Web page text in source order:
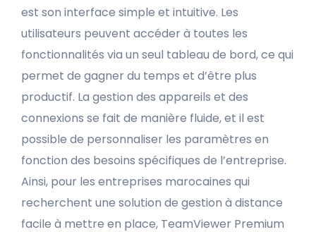
est son interface simple et intuitive. Les
utilisateurs peuvent accéder à toutes les
fonctionnalités via un seul tableau de bord, ce qui
permet de gagner du temps et d’être plus
productif. La gestion des appareils et des
connexions se fait de manière fluide, et il est
possible de personnaliser les paramètres en
fonction des besoins spécifiques de l’entreprise.
Ainsi, pour les entreprises marocaines qui
recherchent une solution de gestion à distance
facile à mettre en place, TeamViewer Premium